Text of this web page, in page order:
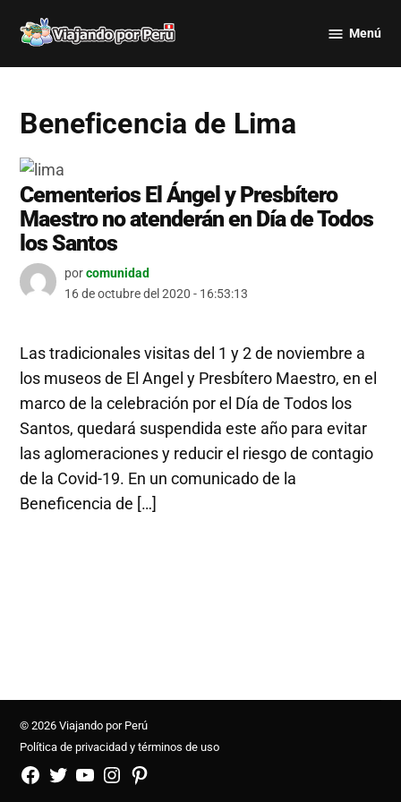
por Perú
Menú
Beneficencia de Lima
Cementerios El Ángel y Presbítero
Maestro no atenderán en Día de Todos
los Santos
porcomunidad
16 de octubre del 2020 - 16:53:13
Las tradicionales visitas del 1 y 2 de noviembre a
los museos de El Angel y Presbítero Maestro, en el
marco de la celebración por el Día de Todos los
Santos, quedará suspendida este año para evitar
las aglomeraciones y reducir el riesgo de contagio
de la Covid-19. En un comunicado de la
Beneficencia de […]
© 2026 Viajando por Perú
Política de privacidad y términos de uso
FB
TW YouTubeInstagramPinterest